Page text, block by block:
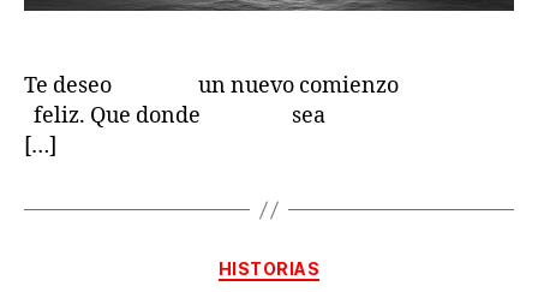
Te deseo un nuevo comienzo
feliz. Que donde sea
[…]
Categorías
HISTORIAS